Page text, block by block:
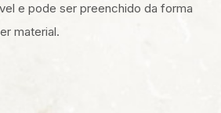
e pode ser preenchido da forma
material.